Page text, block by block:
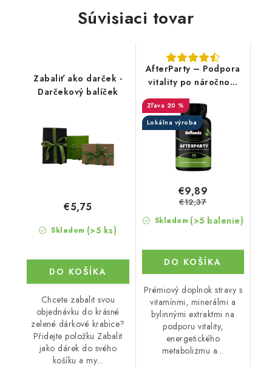
Súvisiaci tovar
Zabaliť ako darček -
Darčekový balíček
Skladom (>5 ks)
€5,75
DO KOŠÍKA
Chcete zabalit svou
objednávku do krásné
zelené dárkové krabice?
Přidejte položku Zabalit
jako dárek do svého
košíku a my...
AfterParty – Podpora
vitality po náročnom
večeri
20 %
Lokálna výroba
Skladom (>5 balenie)
€9,89
€12,37
DO KOŠÍKA
Prémiový doplnok stravy s
vitamínmi, minerálmi a
bylinnými extraktmi na
podporu vitality,
energetického
metabolizmu a...